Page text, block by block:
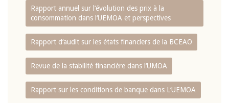
Rapport annuel sur l‘évolution des prix à la
consommation dans l‘UEMOA et perspectives
Rapport d‘audit sur les états financiers de la BCEAO
Revue de la stabilité financière dans l‘UMOA
Rapport sur les conditions de banque dans L‘UEMOA